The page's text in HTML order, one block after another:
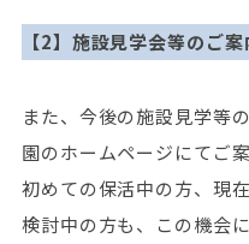
【2】施設見学会等のご
また、今後の施設見学等
園のホームページにてご
初めての保活中の方、現
検討中の方も、この機会